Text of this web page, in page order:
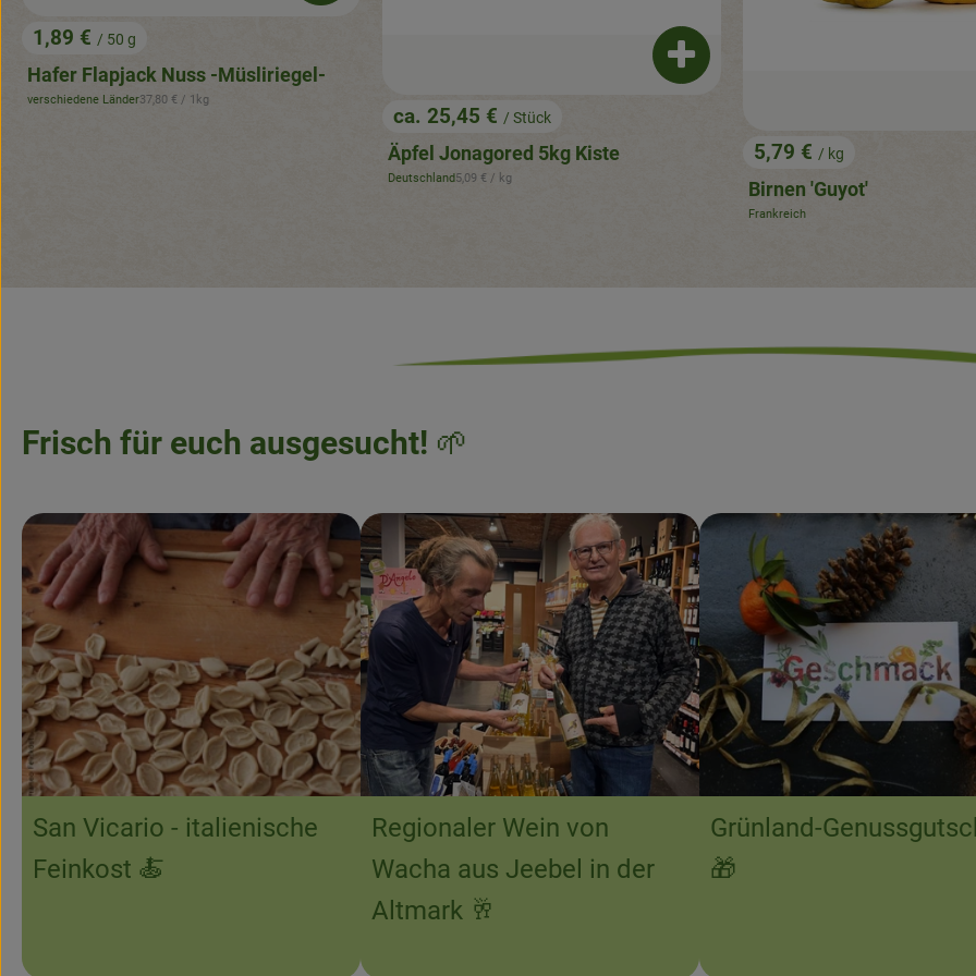
, Preis:
1,89 € / 50 g
Hafer Flapjack Nuss -Müsliriegel-
, Herkunft:
verschiedene Länder, Referenzpreis:
37,80 € / 1kg
, Preis:
ca. 25,45 € / Stück
Äpfel Jonagored 5kg Kiste
, Herkunft:
Deutschland, Referenzpreis:
5,09 € / kg
Produkt zum Warenkorb hinzufügen
, Preis:
5,79 € / kg
Birnen 'Guyot'
, Herkunft:
Frankreich
Frisch für euch ausgesucht! 🌱
San Vicario - italienische
Feinkost 🍝
Regionaler Wein von
Wacha aus Jeebel in der
Altmark 🥂
Grünland-
🎁